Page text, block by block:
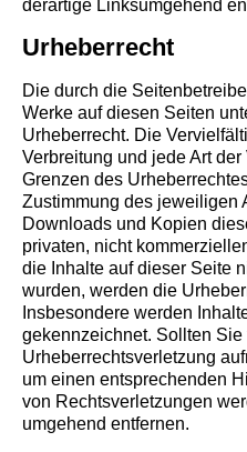
derartige Linksumgehend
Urheberrecht
Die durch die
Werke auf diesen Seiten
Urheberrecht. Die
Verbreitung und jede Art
Grenzen des
Zustimmung des jeweiligen
Downloads und Kopien
privaten, nicht
die Inhalte auf dieser Seite
wurden, werden die
Insbesondere werden
gekennzeichnet. Sollten Sie
Urheberrechtsverletzung
um einen entsprechenden
von Rechtsverletzungen
umgehend entfernen.